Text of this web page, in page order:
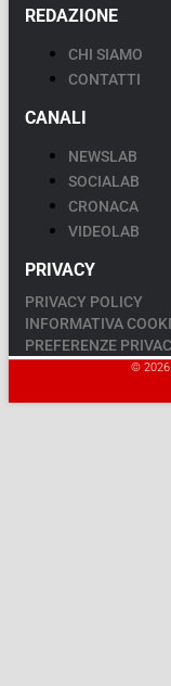
REDAZIONE
CHI SIAMO
CONTATTI
CANALI
NEWSLAB
SOCIALAB
CRONACA
VIDEOLAB
PRIVACY
PRIVACY POLICY
INFORMATIVA
PREFERENZE
© 2026